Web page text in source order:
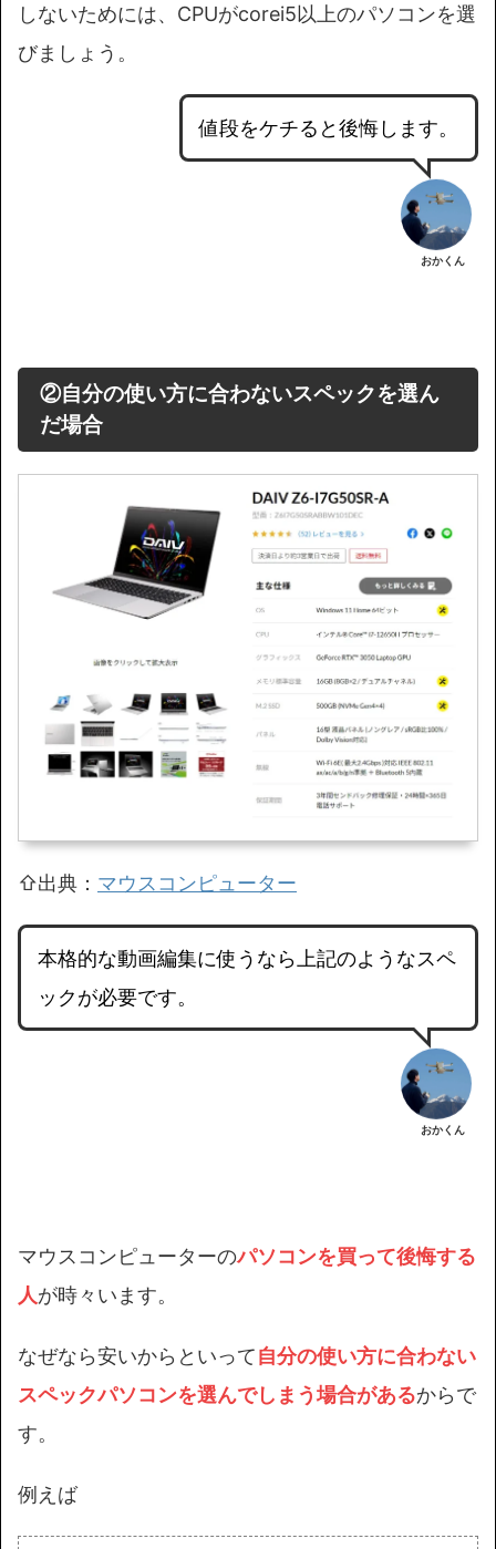
しないためには、CPUがcorei5以上のパソコンを選
びましょう。
値段をケチると後悔します。
おかくん
②自分の使い方に合わないスペックを選ん
だ場合
⇧出典： マウスコンピューター
本格的な動画編集に使うなら上記のようなスペ
ックが必要です。
おかくん
マウスコンピューターのパソコンを買って後悔する
人が時々います。
なぜなら安いからといって自分の使い方に合わない
スペックパソコンを選んでしまう場合があるからで
す。
例えば